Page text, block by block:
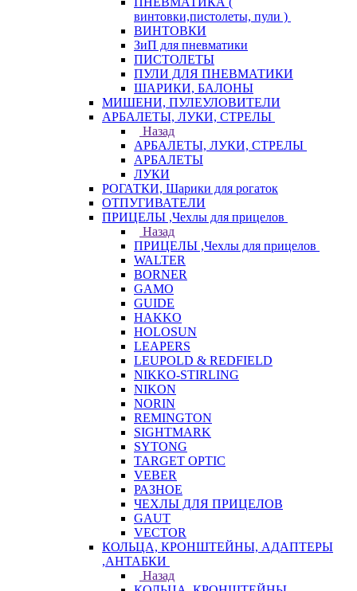
винтовки,пистолеты, пули )
ВИНТОВКИ
ЗиП для пневматики
ПИСТОЛЕТЫ
ПУЛИ ДЛЯ ПНЕВМАТИКИ
ШАРИКИ, БАЛОНЫ
МИШЕНИ, ПУЛЕУЛОВИТЕЛИ
АРБАЛЕТЫ, ЛУКИ, СТРЕЛЫ
Назад
АРБАЛЕТЫ, ЛУКИ, СТРЕЛЫ
АРБАЛЕТЫ
ЛУКИ
РОГАТКИ, Шарики для рогаток
ОТПУГИВАТЕЛИ
ПРИЦЕЛЫ ,Чехлы для прицелов
Назад
ПРИЦЕЛЫ ,Чехлы для прицелов
WALTER
BORNER
GAMO
GUIDE
HAKKO
HOLOSUN
LEAPERS
LEUPOLD & REDFIELD
NIKKO-STIRLING
NIKON
NORIN
REMINGTON
SIGHTMARK
SYTONG
TARGET OPTIC
VEBER
РАЗНОЕ
ЧЕХЛЫ ДЛЯ ПРИЦЕЛОВ
GAUT
VECTOR
КОЛЬЦА, КРОНШТЕЙНЫ, АДАПТЕРЫ
,АНТАБКИ
Назад